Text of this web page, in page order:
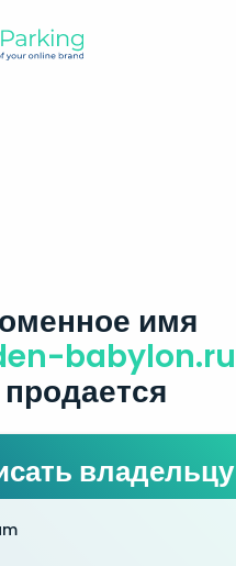
имя
babylon.ru
продается
владельцу